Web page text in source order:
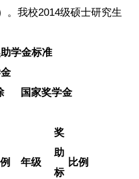
。我校2014级硕士研究生
学金标准
国家奖学金
年级
奖
助
标
比例